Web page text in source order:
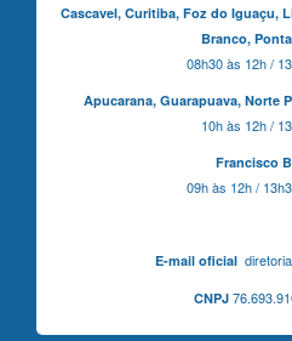
Cascavel, Curitiba,Foz do Iguaçu,
Branco,
08h30 às 12h /
Apucarana, Guarapuava, Norte
10h às 12h /
Francisco
09h às 12h /
E-mail oficial
CNPJ